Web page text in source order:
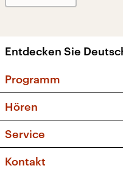
Entdecken Sie
Programm
Sendungen und
Musikliste
Kakadu – Das
Hören
Frequenzen
Service
FAQ
Kontakt